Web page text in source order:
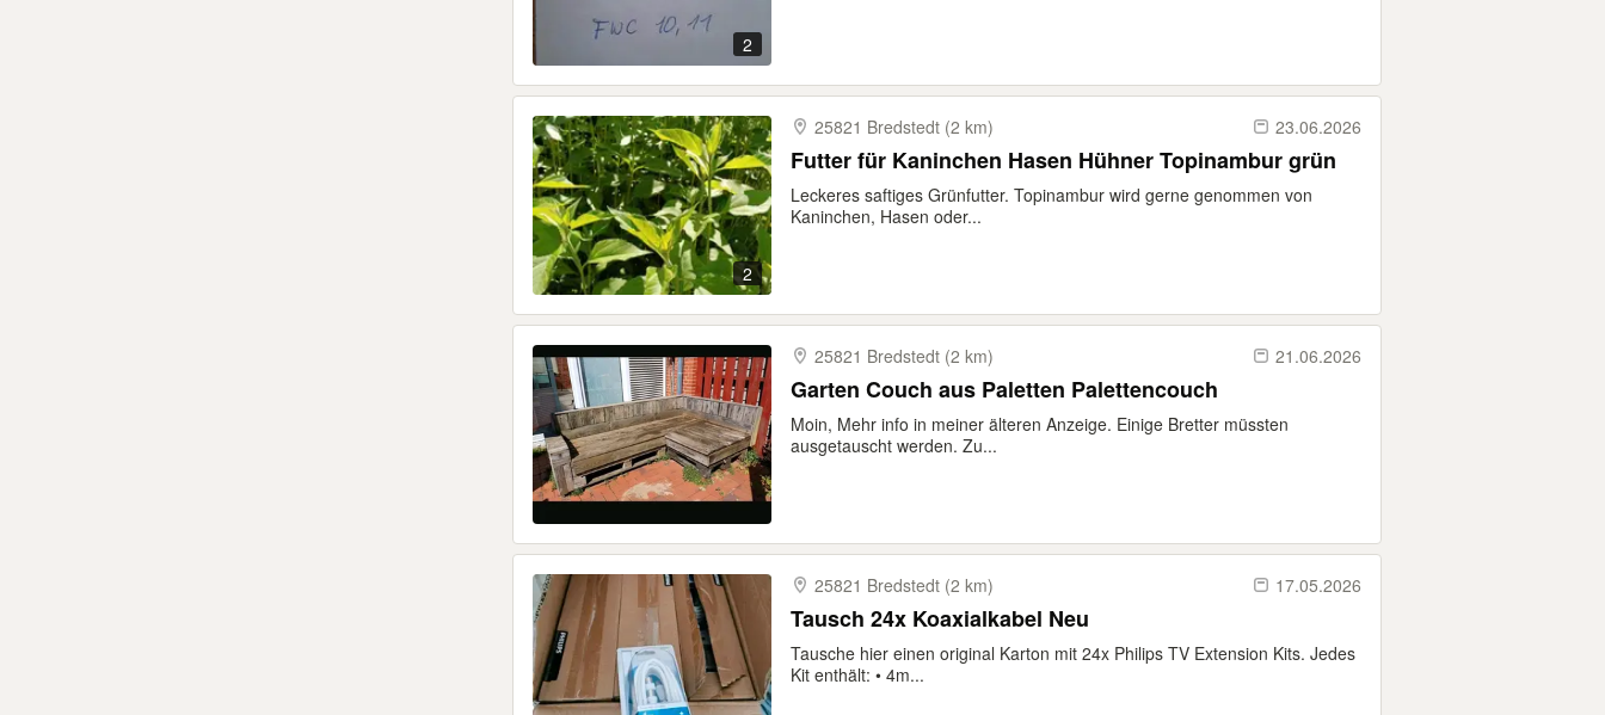
2
2
25821 Bredstedt (2 km) 23.06.2026
Futter für Kaninchen Hasen Hühner Topinambur grün
Leckeres saftiges Grünfutter. Topinambur wird gerne genommen von
Kaninchen, Hasen oder...
25821 Bredstedt (2 km) 21.06.2026
Garten Couch aus Paletten Palettencouch
Moin, Mehr info in meiner älteren Anzeige. Einige Bretter müssten
ausgetauscht werden. Zu...
25821 Bredstedt (2 km) 17.05.2026
Tausch 24x Koaxialkabel Neu
Tausche hier einen original Karton mit 24x Philips TV Extension Kits. Jedes
Kit enthält: • 4m...